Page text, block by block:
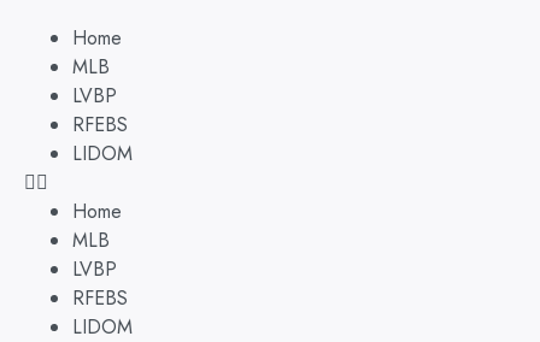
Home
MLB
LVBP
RFEBS
LIDOM
Home
MLB
LVBP
RFEBS
LIDOM